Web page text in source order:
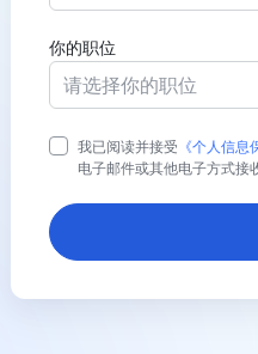
你的职位
请选择你的职位
我已阅读并接受 《个人信息
电子邮件或其他电子方式接